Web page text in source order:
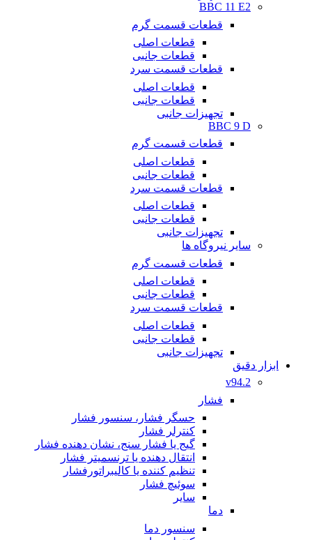
BBC 11 E2
قطعات قسمت گرم
قطعات اصلی
قطعات جانبی
قطعات قسمت سرد
قطعات اصلی
قطعات جانبی
تجهیزات جانبی
BBC 9 D
قطعات قسمت گرم
قطعات اصلی
قطعات جانبی
قطعات قسمت سرد
قطعات اصلی
قطعات جانبی
تجهیزات جانبی
سایر نیروگاه ها
قطعات قسمت گرم
قطعات اصلی
قطعات جانبی
قطعات قسمت سرد
قطعات اصلی
قطعات جانبی
تجهیزات جانبی
ابزار دقیق
v94.2
فشار
حسگر فشار، سنسور فشار
کنترلر فشار
گیج یا فشار سنج، نشان دهنده فشار
انتقال دهنده یا ترنسمیتر فشار
تنظیم کننده یا کالیبراتورفشار
سوئیچ فشار
سایر
دما
سنسور دما